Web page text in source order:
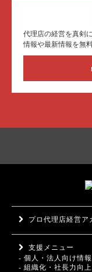
代理店の経営を真剣
情報や最新情報を無
プロ代理店経営ア
支援メニュー
- 個人・法人向け情
- 組織化・社長力向